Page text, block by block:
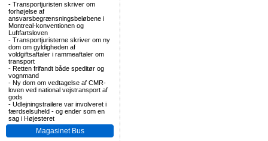
- Transportjuristen skriver om
forhøjelse af
ansvarsbegrænsningsbeløbene i
Montreal-konventionen og
Luftfartsloven
- Transportjuristerne skriver om ny
dom om gyldigheden af
voldgiftsaftaler i rammeaftaler om
transport
- Retten frifandt både speditør og
vognmand
- Ny dom om vedtagelse af CMR-
loven ved national vejstransport af
gods
- Udlejningstrailere var involveret i
færdselsuheld - og ender som en
sag i Højesteret
Magasinet Bus